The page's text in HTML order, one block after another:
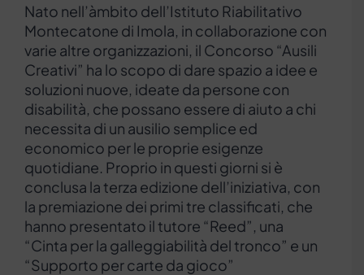
Nato nell’àmbito dell’Istituto Riabilitativo
Montecatone di Imola, in collaborazione con
varie altre organizzazioni, il Concorso “Ausili
Creativi” ha lo scopo di dare spazio a idee e
soluzioni nuove, ideate da persone con
disabilità, che possano essere di aiuto a chi
necessita di un ausilio semplice ed
economico per le proprie esigenze
quotidiane. Proprio in questi giorni si è
conclusa la terza edizione dell’iniziativa, con
la premiazione dei primi tre classificati, che
hanno presentato il tutore “Reed”, una
“Cinta per la galleggiabilità del tronco” e un
“Supporto per carte da gioco”